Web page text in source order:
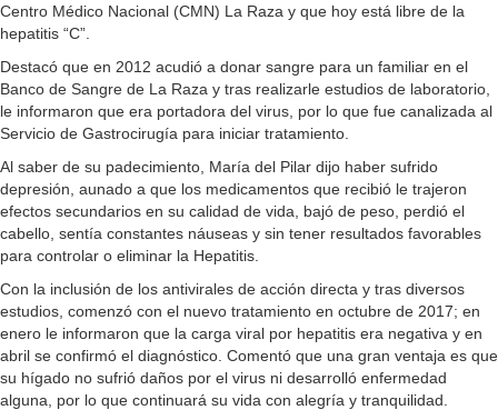
Centro Médico Nacional (CMN) La Raza y que hoy está libre de la
hepatitis “C”.
Destacó que en 2012 acudió a donar sangre para un familiar en el
Banco de Sangre de La Raza y tras realizarle estudios de laboratorio,
le informaron que era portadora del virus, por lo que fue canalizada al
Servicio de Gastrocirugía para iniciar tratamiento.
Al saber de su padecimiento, María del Pilar dijo haber sufrido
depresión, aunado a que los medicamentos que recibió le trajeron
efectos secundarios en su calidad de vida, bajó de peso, perdió el
cabello, sentía constantes náuseas y sin tener resultados favorables
para controlar o eliminar la Hepatitis.
Con la inclusión de los antivirales de acción directa y tras diversos
estudios, comenzó con el nuevo tratamiento en octubre de 2017; en
enero le informaron que la carga viral por hepatitis era negativa y en
abril se confirmó el diagnóstico. Comentó que una gran ventaja es que
su hígado no sufrió daños por el virus ni desarrolló enfermedad
alguna, por lo que continuará su vida con alegría y tranquilidad.